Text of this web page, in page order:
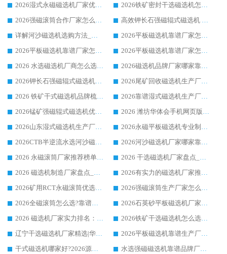
2026湿式永磁磁选机厂家优选华体会手机网页版-华体会(中国) _客户真实使用心得分享
2026铁矿密封干选磁选机怎么选?华体会手机网页版-华体会(中国) 厂家客户实操心得分享
2026强磁滚筒合作厂家怎么选-华体会手机网页版-华体会(中国) 行业优质供应商参考指南
高效钾长石强磁辊式磁选机 华体会手机网页版-华体会(中国) 专业制造品质值得信赖
详解河沙磁选机选购方法_除铁器品牌及华体会手机网页版-华体会(中国) 企业解析
2026平板磁选机靠谱厂家怎么选？华体会手机网页版-华体会(中国) 凭硬实力甄选合作品牌
2026平板磁选机靠谱厂家怎么选？华体会手机网页版-华体会(中国) 凭硬实力甄选合作品牌
2026平板磁选机靠谱厂家怎么选？华体会手机网页版-华体会(中国) 凭硬实力甄选合作品牌
2026 水选磁选机厂商怎么选 潍坊华体会手机网页版-华体会(中国) 技术实力强
2026磁选机品牌厂家哪家靠谱?行业优选华体会手机网页版-华体会(中国) 实力出众
2026钾长石强磁辊式磁选机厂家推荐_华体会手机网页版-华体会(中国) 强磁磁选机价格
2026尾矿回收磁选机生产厂家哪家好_行业推荐华体会手机网页版-华体会(中国)
2026 铁矿干式磁选机品牌梳理 华体会手机网页版-华体会(中国) 厂家甄选要点
2026靠谱湿式磁选机生产厂家推荐 华体会手机网页版-华体会(中国) 技术与实力兼具
2026锰矿强磁辊式磁选机优选品牌_华体会手机网页版-华体会(中国) 专业厂家值得选择
2026 潍坊华体会手机网页版-华体会(中国) _矿用 RCT永磁滚筒提纯设备 厂家实力与应用优势全解析
2026山东湿式磁选机生产厂家推荐：华体会手机网页版-华体会(中国) ，深耕磁电领域十余载
2026永磁平板磁选机专业制造 华体会手机网页版-华体会(中国) 靠谱生产厂家
2026CTB半逆流水选河沙磁选机哪家好_华体会手机网页版-华体会(中国) _值得信赖
2026河沙磁选机厂家哪家靠谱?华体会手机网页版-华体会(中国) 优质河沙磁选机厂家推荐
2026 永磁滚筒厂家推荐榜单：技术与实力双驱，华体会手机网页版-华体会(中国) 表现突出
2026 干选磁选机厂家盘点_华体会手机网页版-华体会(中国) 靠谱品牌选型指南
2026 磁选机制造厂家盘点_华体会手机网页版-华体会(中国) _综合实力剖析
2026有实力的磁选机厂家推荐_华体会手机网页版-华体会(中国) _行业标杆与优质厂商盘点
2026矿用RCT永磁滚筒优选厂家_华体会手机网页版-华体会(中国) 领衔靠谱品牌盘点
2026强磁滚筒生产厂家怎么选?行业口碑推荐华体会手机网页版-华体会(中国)
2026全磁滚筒怎么选?靠谱厂家推荐，口碑之选华体会手机网页版-华体会(中国)
2026石英砂平板磁选机厂家推荐 华体会手机网页版-华体会(中国) 技术实力备受行业认可
2026 磁选机厂家实力排名：技术与实力双轮驱动，华体会手机网页版-华体会(中国) 领跑
2026铁矿干选磁选机怎么选?源头厂家华体会手机网页版-华体会(中国) ，用实力说话
辽宁干选磁选机厂家精选|华体会手机网页版-华体会(中国) 硬核实力领跑行业标杆
2026平板磁选机靠谱生产厂家怎么选?行业标杆华体会手机网页版-华体会(中国) ，凭硬实力脱颖而出
干式磁选机哪家好?2026源头厂家推荐_华体会手机网页版-华体会(中国) 强磁磁选机生产厂家
水选强磁磁选机靠谱品牌厂家推荐：华体会手机网页版-华体会(中国) ，技术实力与口碑双在线